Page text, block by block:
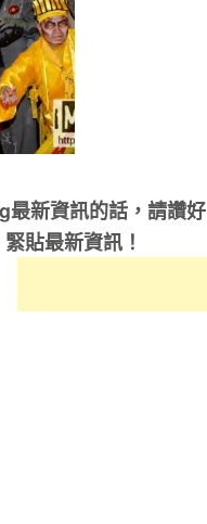
最新資訊的話，請讚好
貼最新資訊！